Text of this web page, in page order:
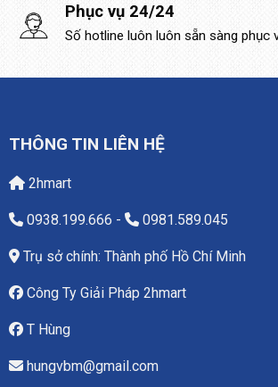
Phục vụ 24/24
Số hotline luôn luôn sẵn sàng phục
THÔNG TIN LIÊN HỆ
2hmart
0938.199.666 - 0981.589.045
Trụ sở chính: Thành phố Hồ Chí Minh
Công Ty Giải Pháp 2hmart
T Hùng
hungvbm@gmail.com